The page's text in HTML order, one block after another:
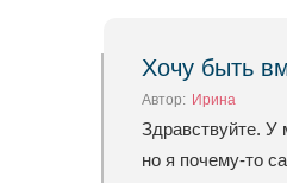
Хочу быть
Автор: Ирина
Здравствуйте. У
но я почему-то